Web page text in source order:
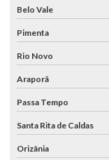
Belo Vale
Pimenta
Rio Novo
Araporã
Passa Tempo
Santa Rita de Caldas
Orizânia